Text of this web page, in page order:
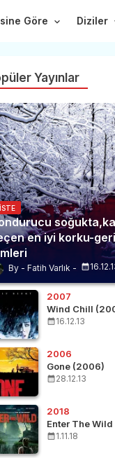
Göre Diziler
Yayınlar
en iyi korku-
Fatih Varlık
2007
Wind Chill
16.12.13
2006
Gone (2006)
28.12.13
2018
Enter The
1.11.18